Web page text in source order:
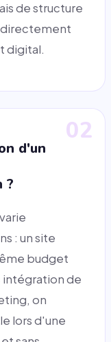
de structure
directement
digital.
02
d'un
?
: un site
budget
de
on
lors d'une